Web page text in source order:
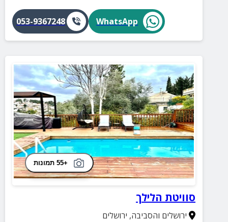
WhatsApp
053-9367248
+55 תמונות
סוויטת הלילך
ירושלים והסביבה, ירושלים